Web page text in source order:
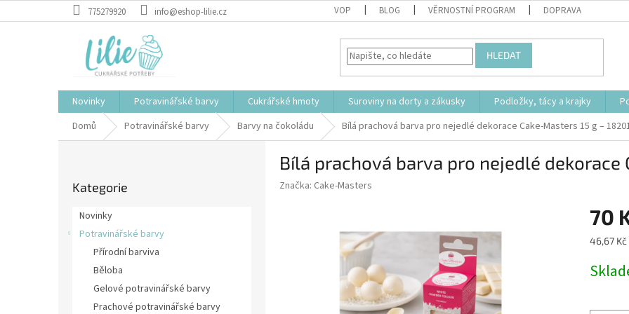
na
775279920 info@eshop-lilie.cz VOP BLOG VĚRNOSTNÍ PROGRAM DOPRAVA
HLEDAT
Novinky Potravinářské barvy Cukrářské hmoty Suroviny na dorty a zákusky Podložky, tácy a krajky
Domů
Potravinářské barvy Barvy na čokoládu Bílá prachová barva pro nejedlé dekorace Cake-Masters 15 g –
kategorie
Kategorie
Novinky
Potravinářské barvy
Přírodní barviva
Běloba
Gelové potravinářské barvy
Prachové potravinářské barvy
Bílá prachová barva pro nejedlé dekorace
Značka: Cake-Masters
70
Měrná
46,67